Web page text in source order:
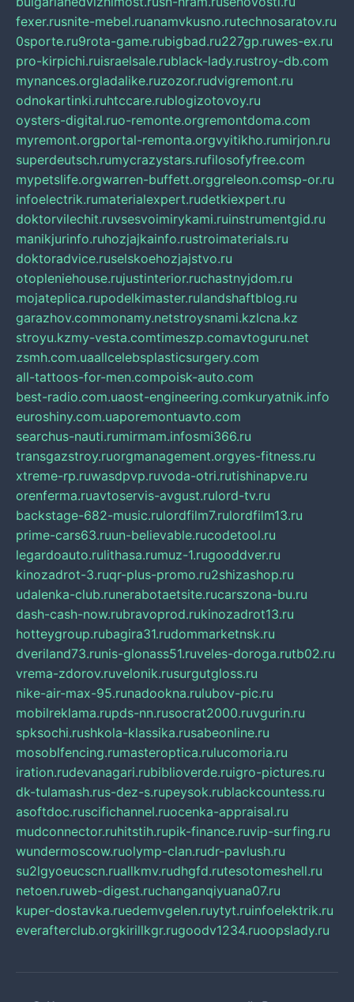
fexer.rusnite-mebel.ruanamvkusno.rutechnosaratov.ru
0sporte.ru9rota-game.rubigbad.ru227gp.ruwes-ex.ru
pro-kirpichi.ruisraelsale.rublack-lady.rustroy-db.com
mynances.orgladalike.ruzozor.rudvigremont.ru
odnokartinki.ruhtccare.rublogizotovoy.ru
oysters-digital.ruo-remonte.orgremontdoma.com
myremont.orgportal-remonta.orgvyitikho.rumirjon.ru
superdeutsch.rumycrazystars.rufilosofyfree.com
mypetslife.orgwarren-buffett.orggreleon.comsp-or.ru
infoelectrik.rumaterialexpert.rudetkiexpert.ru
doktorvilechit.ruvsesvoimirykami.ruinstrumentgid.ru
manikjurinfo.ruhozjajkainfo.rustroimaterials.ru
doktoradvice.ruselskoehozjajstvo.ru
otopleniehouse.rujustinterior.ruchastnyjdom.ru
mojateplica.rupodelkimaster.rulandshaftblog.ru
garazhov.commonamy.netstroysnami.kzlcna.kz
stroyu.kzmy-vesta.comtimeszp.comavtoguru.net
zsmh.com.uaallcelebsplasticsurgery.com
all-tattoos-for-men.compoisk-auto.com
best-radio.com.uaost-engineering.comkuryatnik.info
euroshiny.com.uaporemontuavto.com
searchus-nauti.rumirmam.infosmi366.ru
transgazstroy.ruorgmanagement.orgyes-fitness.ru
xtreme-rp.ruwasdpvp.ruvoda-otri.rutishinapve.ru
orenferma.ruavtoservis-avgust.rulord-tv.ru
backstage-682-music.rulordfilm7.rulordfilm13.ru
prime-cars63.ruun-believable.rucodetool.ru
legardoauto.rulithasa.rumuz-1.rugooddver.ru
kinozadrot-3.ruqr-plus-promo.ru2shizashop.ru
udalenka-club.runerabotaetsite.rucarszona-bu.ru
dash-cash-now.rubravoprod.rukinozadrot13.ru
hotteygroup.rubagira31.rudommarketnsk.ru
dveriland73.runis-glonass51.ruveles-doroga.rutb02.ru
vrema-zdorov.ruvelonik.rusurgutgloss.ru
nike-air-max-95.runadookna.rulubov-pic.ru
mobilreklama.rupds-nn.rusocrat2000.ruvgurin.ru
spksochi.rushkola-klassika.rusabeonline.ru
mosoblfencing.rumasteroptica.rulucomoria.ru
iration.rudevanagari.rubiblioverde.ruigro-pictures.ru
dk-tulamash.rus-dez-s.rupeysok.rublackcountess.ru
asoftdoc.ruscifichannel.ruocenka-appraisal.ru
mudconnector.ruhitstih.rupik-finance.ruvip-surfing.ru
wundermoscow.ruolymp-clan.rudr-pavlush.ru
su2lgyoeucscn.ruallkmv.rudhgfd.rutesotomeshell.ru
netoen.ruweb-digest.ruchanganqiyuana07.ru
kuper-dostavka.ruedemvgelen.ruytyt.ruinfoelektrik.ru
everafterclub.orgkirillkgr.rugoodv1234.ruoopslady.ru